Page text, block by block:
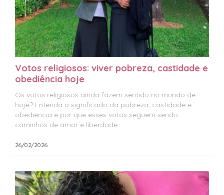
Votos religiosos: viver pobreza, castidade e
obediência hoje
Os votos religiosos ainda fazem sentido no mundo de
hoje? Entenda o significado da pobreza, castidade e
obediência e por que esses votos seguem sendo
caminhos de amor e liberdade.
26/02/2026